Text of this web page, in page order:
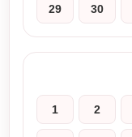
29 30
1 2